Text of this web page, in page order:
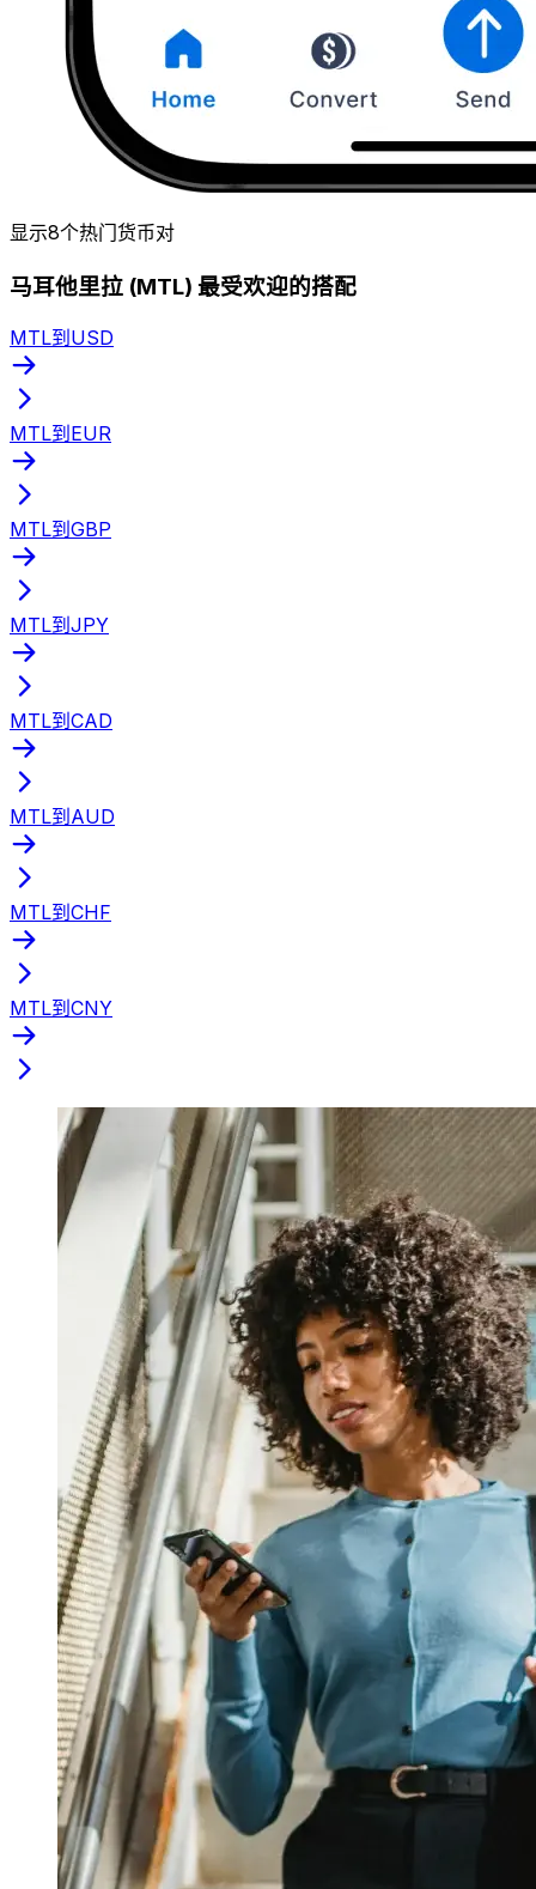
显示8个热门货币对
马耳他里拉 (MTL) 最受欢迎的搭配
MTL到USD
MTL到EUR
MTL到GBP
MTL到JPY
MTL到CAD
MTL到AUD
MTL到CHF
MTL到CNY